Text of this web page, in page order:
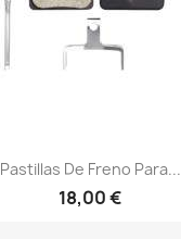
Pastillas De Freno Para...
18,00 €